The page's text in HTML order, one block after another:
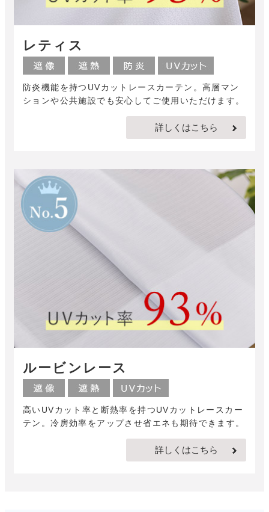
レティス
防炎機能を持つUVカットレースカーテン。高層マン
ションや公共施設でも安心してご使用いただけます。
詳しくはこちら
ルービンレース
高いUVカット率と断熱率を持つUVカットレースカー
テン。冷房効率をアップさせ省エネも期待できます。
詳しくはこちら